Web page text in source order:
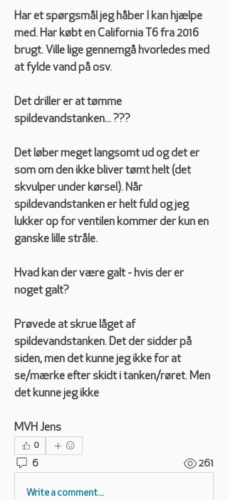
Har et spørgsmål jeg håber I kan hjælpe
med. Har købt en California T6 fra 2016
brugt. Ville lige gennemgå hvorledes med
at fylde vand på osv.
Det driller er at tømme
spildevandstanken... ???
Det løber meget langsomt ud og det er
som om den ikke bliver tømt helt (det
skvulper under kørsel). Når
spildevandstanken er helt fuld og jeg
lukker op for ventilen kommer der kun en
ganske lille stråle.
Hvad kan der være galt - hvis der er
noget galt?
Prøvede at skrue låget af
spildevandstanken. Det der sidder på
siden, men det kunne jeg ikke for at
se/mærke efter skidt i tanken/røret. Men
det kunne jeg ikke
MVH Jens
0
6 261
Write a comment...